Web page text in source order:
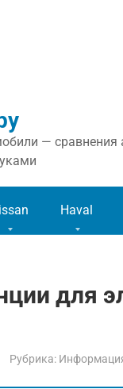
— сравнения
Haval
для
Рубрика: